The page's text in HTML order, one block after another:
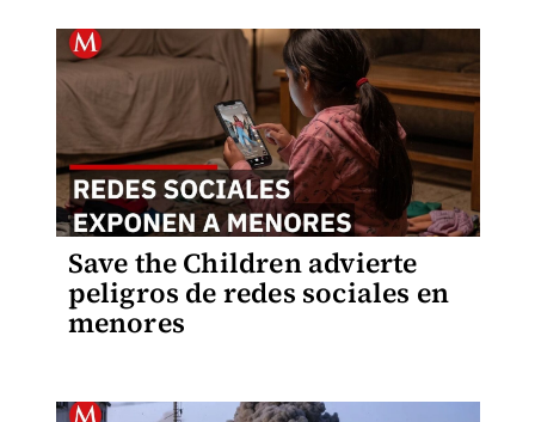
Save the Children advierte
peligros de redes sociales en
menores